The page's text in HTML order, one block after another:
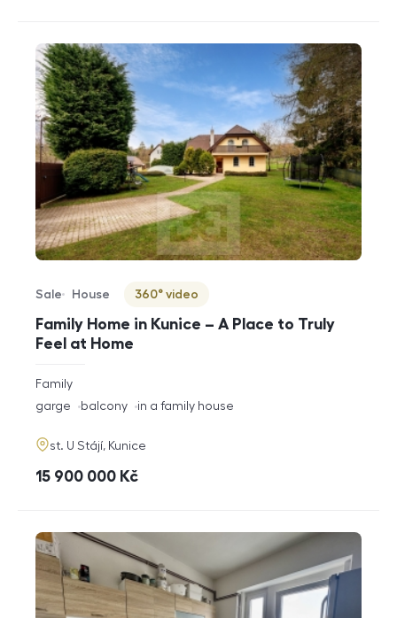
Family Home in Kunice – A Place to Truly
Feel at Home
Offer type
Sale
Property type
House
Virtuální prohlídka
360° video
rozměry
disposition
Family
funkce
garge balcony in a family house
adresa
st. U Stájí, Kunice
cena
15 900 000 Kč